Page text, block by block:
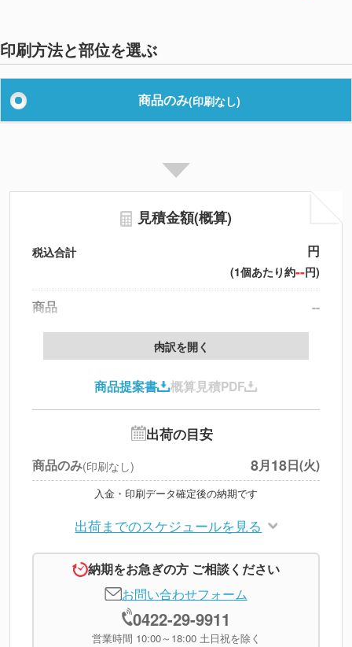
印刷方法と部位を選ぶ
商品のみ(印刷なし)
見積金額(概算)
税込合計 円
(1個あたり約--円)
商品
--
送料
※北海道・沖縄・離島 別途
※上記小計は税別です
内訳を開く
商品提案書 概算見積PDF
出荷の目安
商品のみ(印刷なし) 8月18日(火)
入金・印刷データ確定後の納期です
出荷までのスケジュールを見る
納期をお急ぎの方 ご相談ください
お問い合わせフォーム
0422-29-9911
営業時間 10:00～18:00 土日祝を除く